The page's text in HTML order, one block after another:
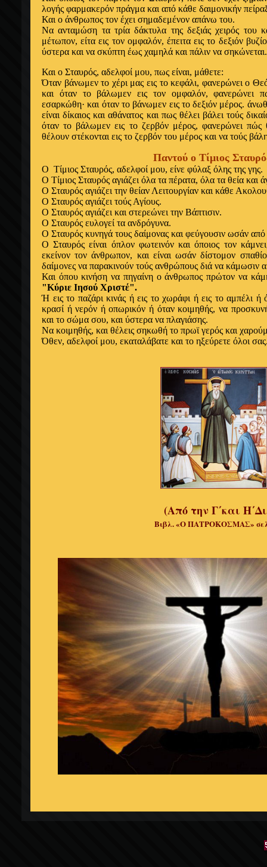
λογής φαρμακερόν πράγμα και από κάθε δαιμονικήν
Και ο άνθρωπος τον έχει σημαδεμένον απάνω του.
Να ανταμώση τα τρία δάκτυλα της δεξιάς χειρός του
μέτωπον, είτα εις τον ομφαλόν, έπειτα εις το δεξιόν
ύστερα και να σκύπτη έως χαμηλά και πάλιν να σηκώνεται.
Και ο Σταυρός, αδελφοί μου, πως είναι, μάθετε:
Όταν βάνωμεν το χέρι μας εις το κεφάλι, φανερώνει ο
και όταν το βάλωμεν εις τον ομφαλόν, φανερώνει
εσαρκώθη· και όταν το βάνωμεν εις το δεξιόν μέρος.
είναι δίκαιος και αθάνατος και πως θέλει βάλει τούς
όταν το βάλωμεν εις το ζερβόν μέρος, φανερώνει πώς
θέλουν στέκονται εις το ζερβόν του μέρος και να τούς
Παντού ο Τίμιος
Ο Τίμιος Σταυρός, αδελφοί μου, είνε φύλαξ όλης της γης.
Ο Τίμιος Σταυρός αγιάζει όλα τα πέρατα, όλα τα θεία και
Ο Σταυρός αγιάζει την θείαν Λειτουργίαν και κάθε
Ο Σταυρός αγιάζει τούς Αγίους.
Ο Σταυρός αγιάζει και στερεώνει την Βάπτισιν.
Ο Σταυρός ευλογεί τα ανδρόγυνα.
Ο Σταυρός κυνηγά τους δαίμονας και φεύγουσιν ωσάν
Ο Σταυρός είναι όπλον φωτεινόν και όποιος τον
εκείνον τον άνθρωπον, και είναι ωσάν δίστομον
δαίμονες να παρακινούν τούς ανθρώπους διά να κάμωσιν
Και όπου κινήση να πηγαίνη ο άνθρωπος πρώτον να
"Κύριε Ιησού Χριστέ".
Ή εις το παζάρι κινάς ή εις το χωράφι ή εις το αμπέλι
κρασί ή νερόν ή οπωρικόν ή όταν κοιμηθής, να
και το σώμα σου, και ύστερα να πλαγιάσης.
Να κοιμηθής, και θέλεις σηκωθή το πρωϊ γερός και
Όθεν, αδελφοί μου, εκαταλάβατε και το ηξεύρετε όλοι
(Από την Γ΄και
Βιβλ. «Ο ΠΑΤΡΟΚΟΣΜΑΣ» σελ.